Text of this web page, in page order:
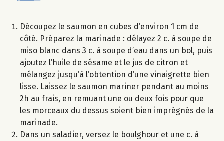
Découpez le saumon en cubes d’environ 1 cm de
côté. Préparez la marinade : délayez 2 c. à soupe de
miso blanc dans 3 c. à soupe d’eau dans un bol, puis
ajoutez l’huile de sésame et le jus de citron et
mélangez jusqu’à l’obtention d’une vinaigrette bien
lisse. Laissez le saumon mariner pendant au moins
2h au frais, en remuant une ou deux fois pour que
les morceaux du dessus soient bien imprégnés de la
marinade.
Dans un saladier, versez le boulghour et une c. à